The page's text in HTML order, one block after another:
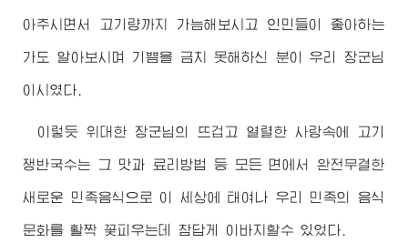
아주시면서 고기량까지 가늠해보시고 인민들이 좋아하는
가도 알아보시며 기쁨을 금치 못해하신 분이 우리 장군님
이시였다.
이렇듯 위대한장군님의 뜨겁고 열렬한 사랑속에 고기
쟁반국수는 그 맛과 료리방법 등 모든 면에서 완전무결한
새로운 민족음식으로 이 세상에 태여나 우리 민족의 음식
문화를 활짝 꽃피우는데 참답게 이바지할수 있었다.